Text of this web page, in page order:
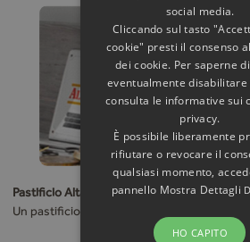
Pastificio Alta Valle Scrivia (Ge)
Un pastificio fra industria e artigianato
social media.
Cliccando sul tasto
cookie" presti il consenso
dei cookie. Per saperne
eventualmente disabilitare
consulta le informative sui
privacy.
È possibile liberamente
rifiutare o revocare il
qualsiasi momento,
pannello Mostra Dettagli
HO CAPITO